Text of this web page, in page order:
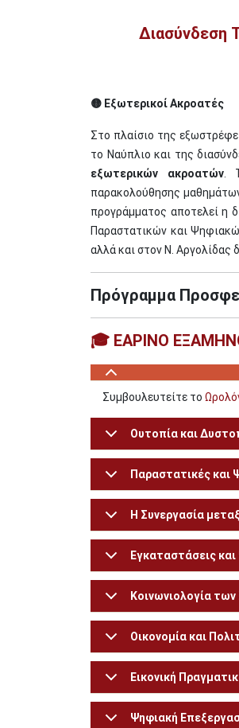
Διασύνδεση
🟡 Εξωτερικοί Ακροατές
Στο πλαίσιο της
το Ναύπλιο και της
εξωτερικών ακροατών.
παρακολούθησης
προγράμματος αποτελεί η
Παραστατικών και
αλλά και στον Ν. Αργολίδας
Πρόγραμμα
🎓 ΕΑΡΙΝΟ
Συμβουλευτείτε το
Ουτοπία και
Παραστατικές και
Η Συνεργασία
Εγκαταστάσεις
Κοινωνιολογία
Οικονομία και
Εικονική
Ψηφιακή